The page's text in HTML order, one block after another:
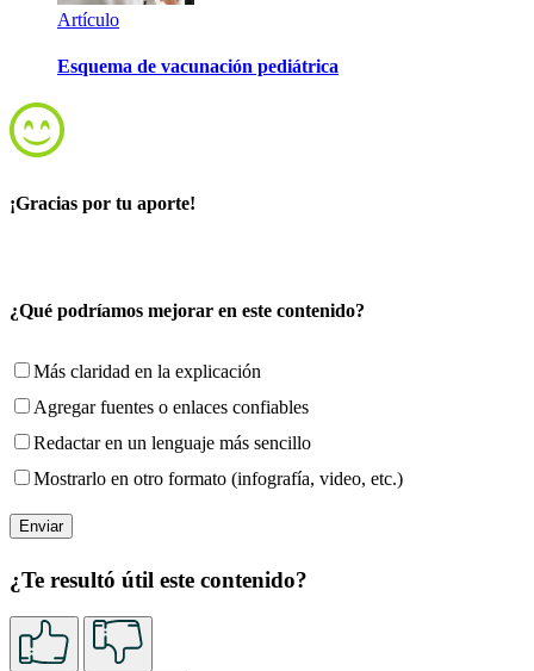
Artículo
Esquema de vacunación pediátrica
¡Gracias por tu aporte!
¿Qué podríamos mejorar en este contenido?
Más claridad en la explicación
Agregar fuentes o enlaces confiables
Redactar en un lenguaje más sencillo
Mostrarlo en otro formato (infografía, video, etc.)
¿Te resultó útil este contenido?